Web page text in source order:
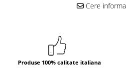
Bere italiana
Vinuri italiene
Cere
Produse 100% calitate italiana